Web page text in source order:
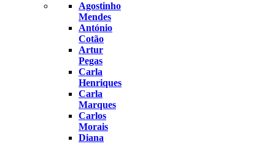
Agostinho
Mendes
António
Cotão
Artur
Pegas
Carla
Henriques
Carla
Marques
Carlos
Morais
Diana